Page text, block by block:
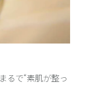
るで“素肌が整っ